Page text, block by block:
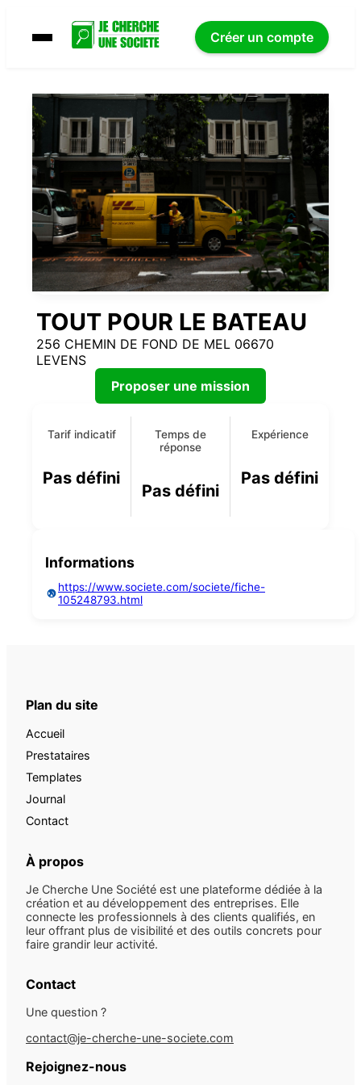
Créer un compte
TOUT POUR LE BATEAU
256 CHEMIN DE FOND DE MEL 06670
LEVENS
Proposer une mission
Tarif indicatif
Pas défini
Temps de
réponse
Pas défini
Expérience
Pas défini
Informations
https://www.societe.com/societe/fiche-
105248793.html
Plan du site
Accueil
Prestataires
Templates
Journal
Contact
À propos
Je Cherche Une Société est une plateforme dédiée à la
création et au développement des entreprises. Elle
connecte les professionnels à des clients qualifiés, en
leur offrant plus de visibilité et des outils concrets pour
faire grandir leur activité.
Contact
Une question ?
contact@je-cherche-une-societe.com
Rejoignez-nous